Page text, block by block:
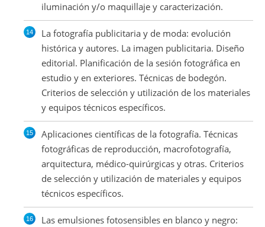
iluminación y/o maquillaje y caracterización.
La fotografía publicitaria y de moda: evolución
histórica y autores. La imagen publicitaria. Diseño
editorial. Planificación de la sesión fotográfica en
estudio y en exteriores. Técnicas de bodegón.
Criterios de selección y utilización de los materiales
y equipos técnicos específicos.
Aplicaciones científicas de la fotografía. Técnicas
fotográficas de reproducción, macrofotografía,
arquitectura, médico-quirúrgicas y otras. Criterios
de selección y utilización de materiales y equipos
técnicos específicos.
Las emulsiones fotosensibles en blanco y negro: